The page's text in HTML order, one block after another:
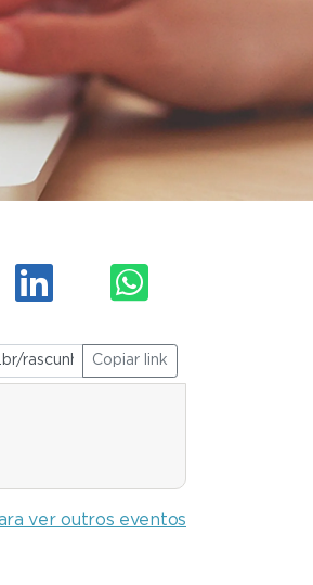
Copiar link
ver outros eventos